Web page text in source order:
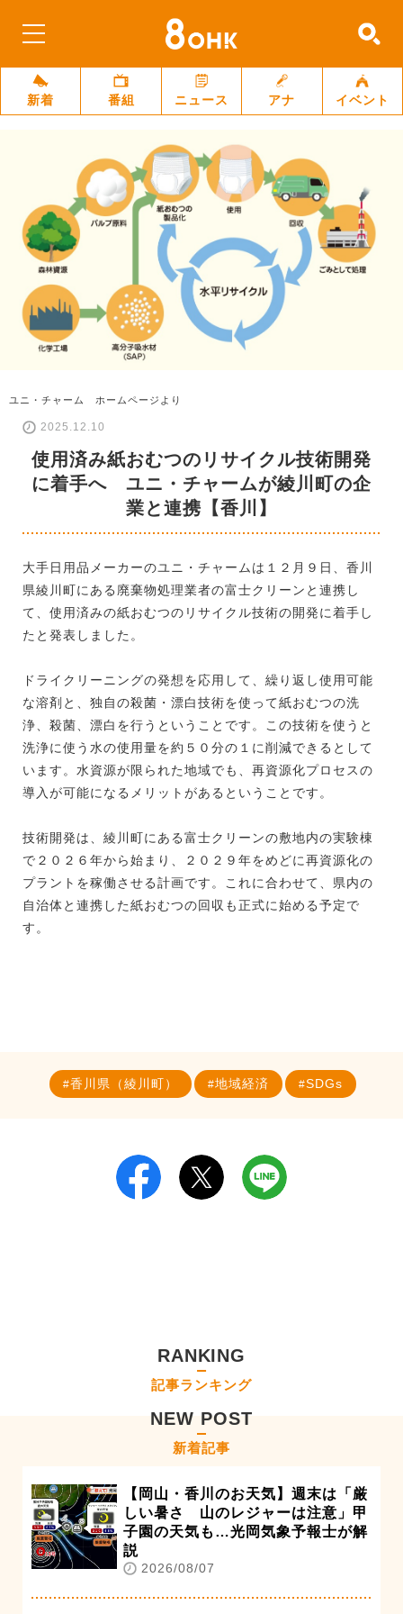
新着 番組 ニュース アナ イベント
ユニ・チャーム ホームページより
2025.12.10
使用済み紙おむつのリサイクル技術開発
に着手へ ユニ・チャームが綾川町の企
業と連携【香川】
大手日用品メーカーのユニ・チャームは１２月９日、香川
県綾川町にある廃棄物処理業者の富士クリーンと連携し
て、使用済みの紙おむつのリサイクル技術の開発に着手し
たと発表しました。
ドライクリーニングの発想を応用して、繰り返し使用可能
な溶剤と、独自の殺菌・漂白技術を使って紙おむつの洗
浄、殺菌、漂白を行うということです。この技術を使うと
洗浄に使う水の使用量を約５０分の１に削減できるとして
います。水資源が限られた地域でも、再資源化プロセスの
導入が可能になるメリットがあるということです。
技術開発は、綾川町にある富士クリーンの敷地内の実験棟
で２０２６年から始まり、２０２９年をめどに再資源化の
プラントを稼働させる計画です。これに合わせて、県内の
自治体と連携した紙おむつの回収も正式に始める予定で
す。
香川県（綾川町） 地域経済 SDGs
RANKING
記事ランキング
NEW POST
新着記事
【岡山・香川のお天気】週末は「厳
しい暑さ 山のレジャーは注意」甲
子園の天気も…光岡気象予報士が解
説
2026/08/07